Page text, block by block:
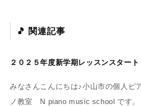
関連記事
２０２５年度新学期レッスンスタート
みなさんこんにちは♪小山市の個人ピ
ノ教室 N piano music school です。